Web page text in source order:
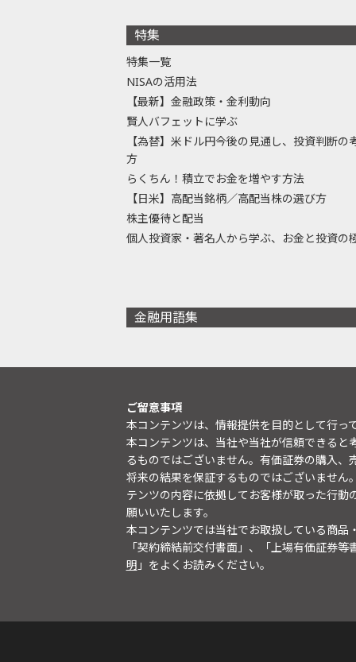
特集
特集一覧
NISAの活用法
【最新】金融政策・金利動向
賢人バフェットに学ぶ
【為替】米ドル円今後の見通し、投資判断の
方
らくちん！積立でお金を増やす方法
【日米】高配当銘柄／高配当株の選び方
株主優待と配当
個人投資家・著名人から学ぶ、お金と投資の
金融用語集
ご留意事項
本コンテンツは、情報提供を目的として行っ
本コンテンツは、当社や当社が信頼できる
るものではございません。有価証券の購入
将来の結果を保証するものではございませ
テンツの内容に依拠してお客様が取った行
願いいたします。
本コンテンツでは当社でお取扱している商
「契約締結前交付書面」、「上場有価証券
明 」をよくお読みください。